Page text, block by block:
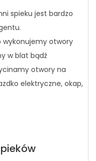
spieku jest bardzo
wykonujemy otwory
w blat bądź
otwory na
elektryczne, okap,